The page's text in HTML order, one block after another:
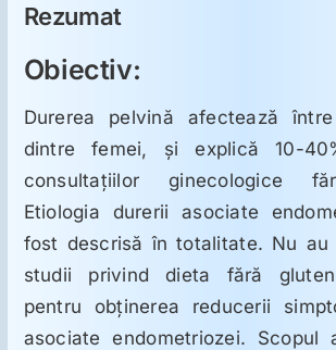
LDN
ORL
Oncologie
Toxicologie
Rezumat
Obiectiv:
Durerea pelvină afectează
dintre femei, şi explică 10-
consultaţiilor ginecologice
Etiologia durerii asociate
fost descrisă în totalitate. Nu au
studii privind dieta fără gluten
pentru obţinerea reducerii
asociate endometriozei. Scopul